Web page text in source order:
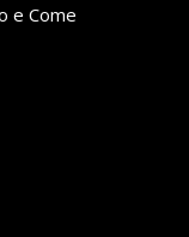
e Come